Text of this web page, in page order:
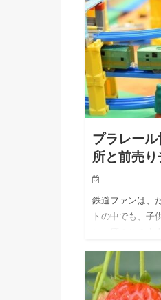
プラレー
所と前売
鉄道ファンは、
トの中でも、子